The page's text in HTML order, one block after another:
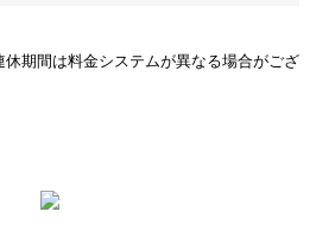
期間は料金システムが異なる場合がござ